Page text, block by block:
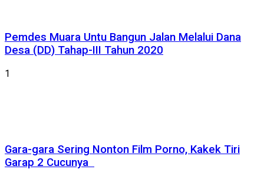
Pemdes Muara Untu Bangun Jalan Melalui Dana
Desa (DD) Tahap-III Tahun 2020
1
Gara-gara Sering Nonton Film Porno, Kakek Tiri
Garap 2 Cucunya